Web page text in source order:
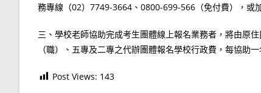
務專線（02）7749-3664、0800-699-566（免付費），或
三、學校老師協助完成考生團體線上報名業務者，將由原
（職）、五專及二專之代辦團體報名學校行政費，每協助
Post Views: 143